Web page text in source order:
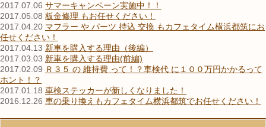
2017.07.06 サマーキャンペーン実施中！！
2017.05.08 板金修理 もお任せください！
2017.04.20 マフラー や パーツ 持込 交換 もカフェタイム横浜都筑にお
任せください！
2017.04.13 新車を購入する理由（後編）
2017.03.03 新車を購入する理由(前編)
2017.02.09 Ｒ３５ の 維持費 って！？車検代 に１００万円かかるって
ホント！？
2017.01.18 車検ステッカーが新しくなりました！
2016.12.26 車の乗り換えもカフェタイム横浜都筑でお任せください！